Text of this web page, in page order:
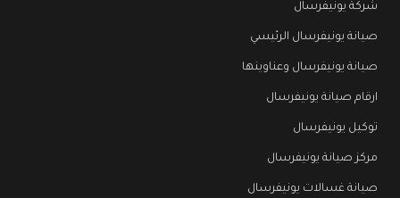
شركة يونيفرسال
صيانة يونيفرسال الرئيسي
صيانة يونيفرسال وعناوينها
ارقام صيانة يونيفرسال
توكيل يونيفرسال
مركز صيانة يونيفرسال
صيانة غسالات يونيفرسال